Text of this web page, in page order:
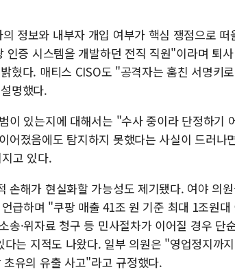
정보와 내부자 개입 여부가 핵심 쟁점으로
인증 시스템을 개발하던 전직 직원"이라며 퇴
혔다. 매티스 CISO도 "공격자는 훔친 서명키
명했다.
이 있는지에 대해서는 "수사 중이라 단정하기
어졌음에도 탐지하지 못했다는 사실이 드러
고 있다.
손해가 현실화할 가능성도 제기됐다. 여야 의
급하며 "쿠팡 매출 41조 원 기준 최대 1조원
송·위자료 청구 등 민사절차가 이어질 경우 단
는 지적도 나왔다. 일부 의원은 "영업정지까
유의 유출 사고"라고 규정했다.